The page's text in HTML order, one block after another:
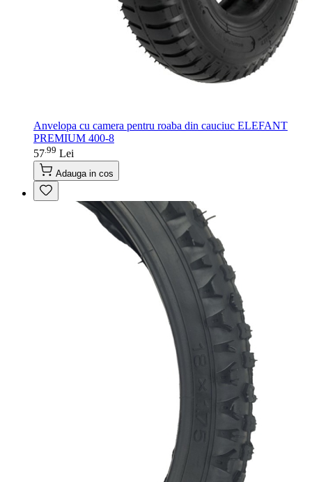
Anvelopa cu camera pentru roaba din cauciuc ELEFANT
PREMIUM 400-8
57.99 Lei
Adauga in cos